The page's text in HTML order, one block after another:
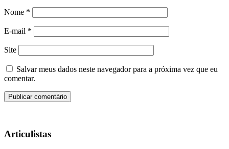
Nome *
E-mail *
Site
Salvar meus dados neste navegador para a próxima vez que eu
comentar.
Articulistas